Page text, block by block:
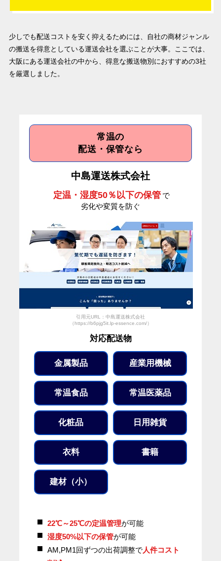
少しでも配送コストを安く抑えるためには、自社の商材ジャンル
の搬送を得意としている運送会社を選ぶことが大事。ここでは、
大阪にある運送会社の中から、得意な搬送物別におすすめの3社
を厳選しました。
常温の
配送・保管なら
中島運送株式会社
定温・湿度50％以下の保管 で
劣化や変質を防ぐ
引用元URL：中島運送株式会社
（https://b6pjg5it.lp-essence.com/）
対応配送物
金属製品 産業用機械
常温食品 常温医薬品
化粧品 日用雑貨
衣料 書籍
建材（小）
22℃～25℃の定温管理が可能
湿度50%以下の保管が可能
AM,PM1回ずつの出荷調整で人件コスト